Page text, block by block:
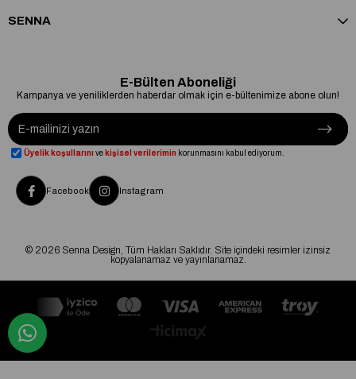
SENNA
E-Bülten Aboneliği
Kampanya ve yeniliklerden haberdar olmak için e-bültenimize abone olun!
Üyelik koşullarını ve kişisel verilerimin korunmasını kabul ediyorum.
Facebook Instagram
© 2026 Senna Design, Tüm Hakları Saklıdır. Site içindeki resimler izinsiz
kopyalanamaz ve yayınlanamaz.